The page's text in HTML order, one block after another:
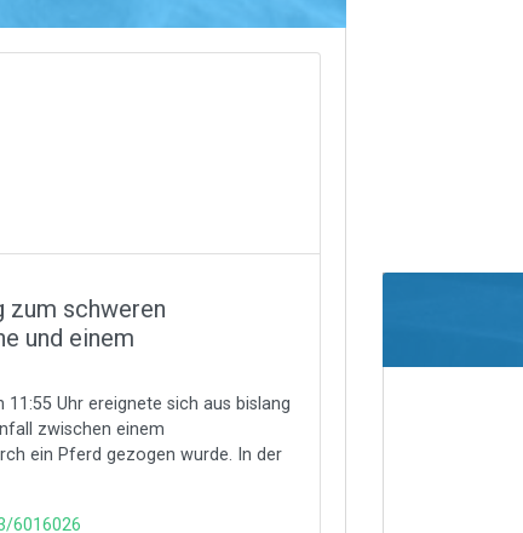
zum schweren
und einem
Uhr ereignete sich aus bislang
zwischen einem
ein Pferd gezogen wurde. In der
6016026